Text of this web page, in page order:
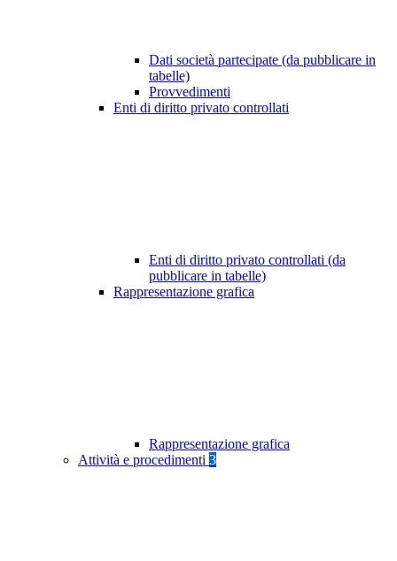
Dati società partecipate (da pubblicare in
tabelle)
Provvedimenti
Enti di diritto privato controllati
Enti di diritto privato controllati (da
pubblicare in tabelle)
Rappresentazione grafica
Rappresentazione grafica
Attività e procedimenti 3